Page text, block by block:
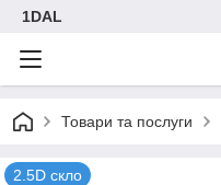
1DAL
Товари та послуги
2.5D скло